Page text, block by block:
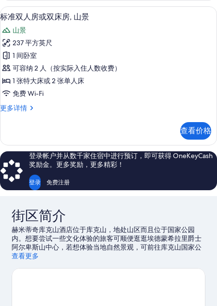
山
景
的
所
有
照
片
张
特
床,
山
景
更
多
信
息
显
示
标
准
双
人
房
双
房,
山
景
的
所
3
标准双人房或双床房, 山景
山景
237 平方英尺
1 间卧室
可容纳 2 人（按实际入住人数收费）
1 张特大床或 2 张单人床
免费 Wi-Fi
更多详情
标
房
或
双
床
房,
山
查看价格
登录帐户并从数千家住宿中进行预订，即可获得 OneKeyCash
奖励金。更多奖励，更多精彩！
登录 免费注册
街区简介
赫米蒂奇库克山酒店位于库克山，地处山区而且位于国家公园
内。想要尝试一些文化体验的旅客可顺便逛逛埃德蒙希拉里爵士
阿尔卑斯山中心，若想体验当地自然景观，可前往库克山国家公
园和鹦鹉点步道。奥拉基/库克山旅客服务中心和塔斯曼冰川是另
查看更多